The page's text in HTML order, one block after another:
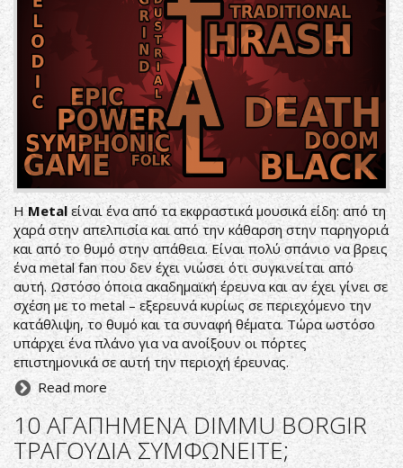
ΗMetalείναι ένα από τα εκφραστικά μουσικά είδη: από τη
χαρά στην απελπισία και από την κάθαρση στην παρηγοριά
και από το θυμό στην απάθεια. Είναι πολύ σπάνιο να βρεις
ένα metal fan που δεν έχει νιώσει ότι συγκινείται από
αυτή. Ωστόσο όποια ακαδημαϊκή έρευνα και αν έχει γίνει σε
σχέση με το metal – εξερευνά κυρίως σε περιεχόμενο την
κατάθλιψη, το θυμό και τα συναφή θέματα. Τώρα ωστόσο
υπάρχει ένα πλάνο για να ανοίξουν οι πόρτες
επιστημονικά σε αυτή την περιοχή έρευνας.
Read more
10 ΑΓΑΠΗΜΕΝΑ DIMMU BORGIR
ΤΡΑΓΟΥΔΙΑ ΣΥΜΦΩΝΕΙΤΕ;